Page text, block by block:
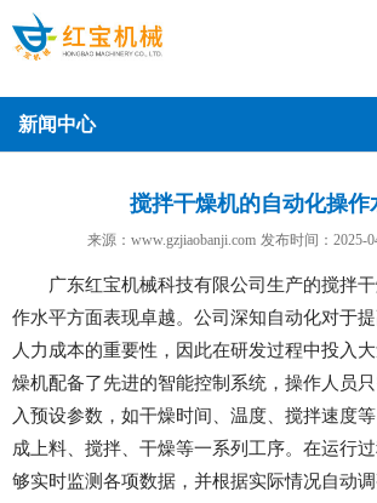
新闻中心
搅拌干燥机的自动化操作
来源：www.gzjiaobanji.com 发布时间： 2025-
广东红宝机械科技有限公司生产的搅拌
作水平方面表现卓越。公司深知自动化对于
人力成本的重要性，因此在研发过程中投入
燥机配备了先进的智能控制系统，操作人员
入预设参数，如干燥时间、温度、搅拌速度
成上料、搅拌、干燥等一系列工序。在运行
够实时监测各项数据，并根据实际情况自动